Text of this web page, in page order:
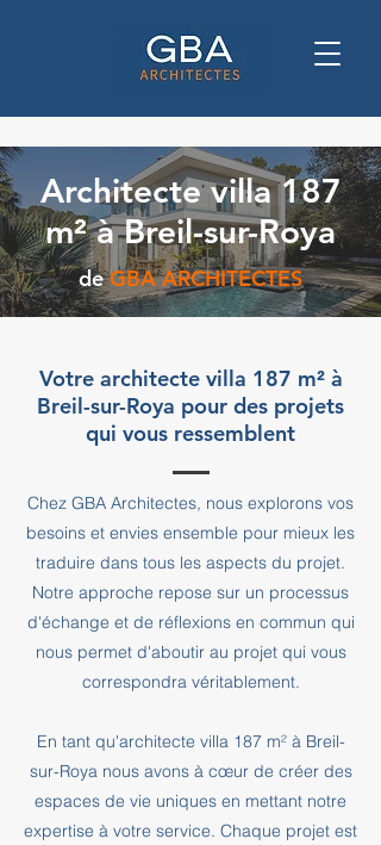
Architecte villa 187
m² à Breil-sur-Roya
de GBA ARCHITECTES
Votre architecte villa 187 m² à
Breil-sur-Roya pour des projets
qui vous ressemblent
Chez GBA Architectes, nous explorons vos
besoins et envies ensemble pour mieux les
traduire dans tous les aspects du projet.
Notre approche repose sur un processus
d'échange et de réflexions en commun qui
nous permet d'aboutir au projet qui vous
correspondra véritablement.
En tant qu'architecte villa 187 m² à Breil-
sur-Roya nous avons à cœur de créer des
espaces de vie uniques en mettant notre
expertise à votre service. Chaque projet est